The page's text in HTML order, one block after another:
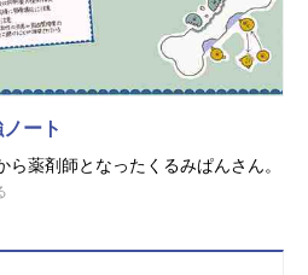
ート
薬剤師となったくるみぱんさん。